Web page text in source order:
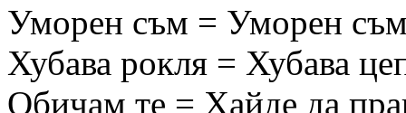
Уморен съм = Уморен
Хубава рокля = Хубава
Обичам те = Хайде да